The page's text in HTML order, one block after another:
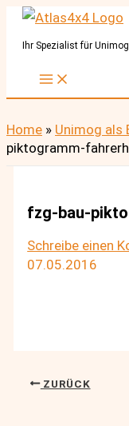
Zum
InhaltIhr Spezialist für
Home » Unimog als
piktogramm-
fzg-bau-
Schreibe einen
07.05.2016
ZURÜCK